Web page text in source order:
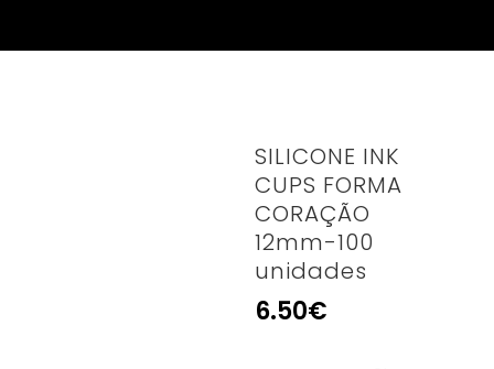
SILICONE INK
CUPS FORMA
CORAÇÃO
12mm-100
unidades
6.50€